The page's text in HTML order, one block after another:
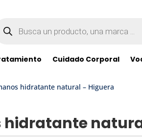
Cuidado Corporal
hidratante natural – Higuera
hidratante